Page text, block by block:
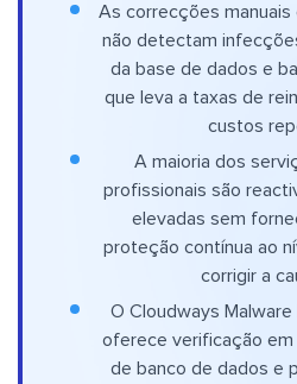
As correcções manuais
não detectam
da base de dados e
que leva a taxas de
custos
A maioria dos
profissionais são
elevadas sem
proteção contínua ao
corrigir a
O Cloudways
oferece verificação em
de banco de dados e